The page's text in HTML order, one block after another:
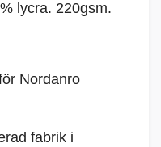
lycra. 220gsm.
Nordanro
fabrik i